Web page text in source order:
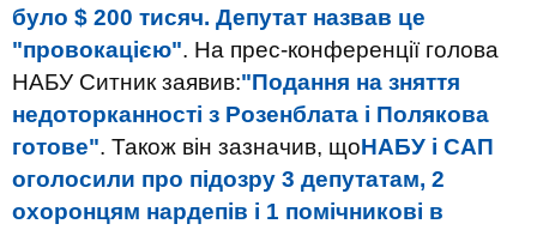
було $ 200 тисяч. Депутат назвав це
"провокацією". На прес-конференції голова
НАБУ Ситник заявив:"Подання на зняття
недоторканності з Розенблата і Полякова
готове". Також він зазначив, щоНАБУ і САП
оголосили про підозру 3 депутатам, 2
охоронцям нардепів і 1 помічникові в